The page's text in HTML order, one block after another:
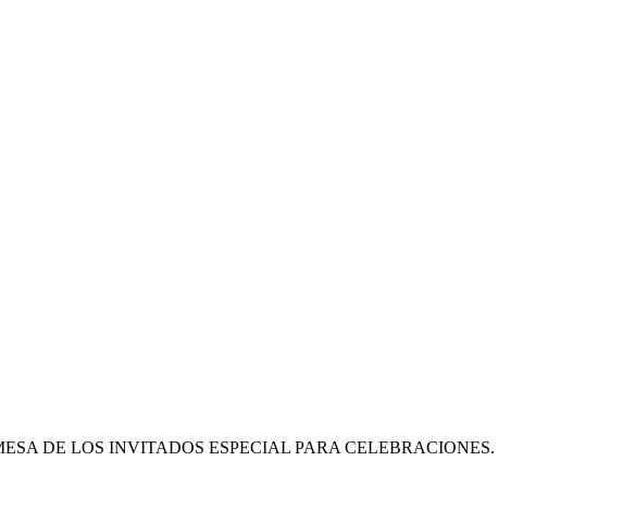
DE LOS INVITADOS ESPECIAL PARA CELEBRACIONES.